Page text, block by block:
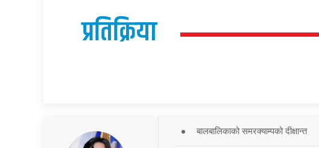
प्रतिक्रिया
बालबालिकाको समरक्याम्पको दीक्षान्त